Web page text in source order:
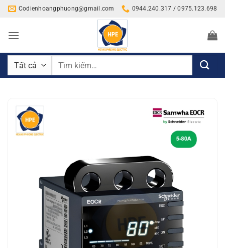
Bỏ
nội
Codienhoangphuong@gmail.com 0944.240.317 / 0975.123.698
Tìm